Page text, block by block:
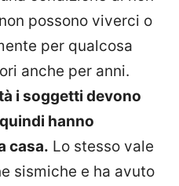
possono viverci o
per qualcosa
anche per anni.
i soggetti devono
hanno
casa. Lo stesso vale
sismiche e ha avuto